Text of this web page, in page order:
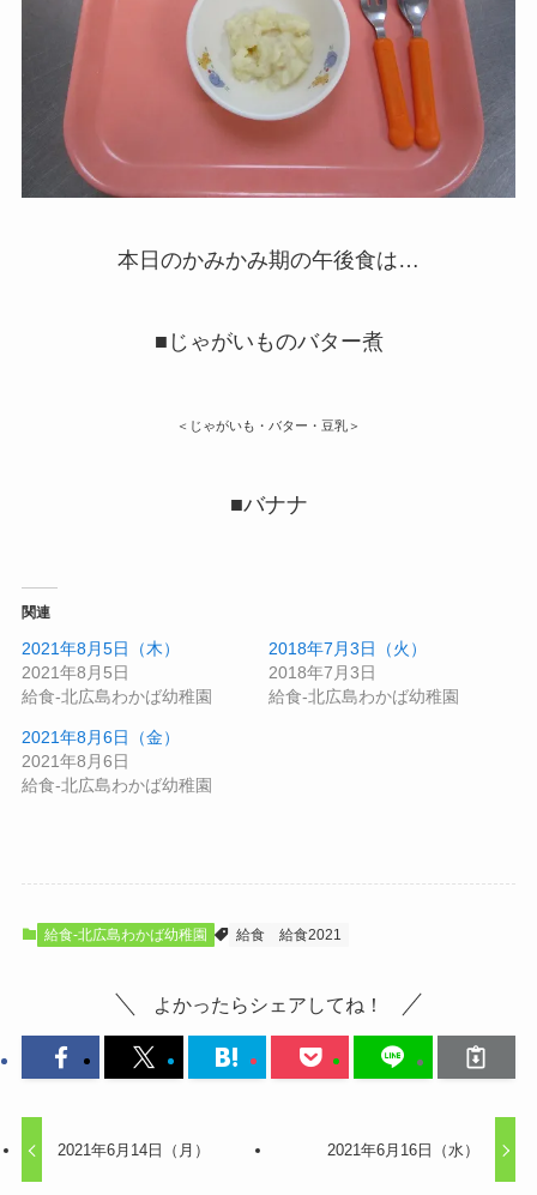
本日のかみかみ期の午後食は…
■じゃがいものバター煮
＜じゃがいも・バター・豆乳＞
■バナナ
関連
2021年8月5日（木）
2021年8月5日
給食-北広島わかば幼稚園
2018年7月3日（火）
2018年7月3日
給食-北広島わかば幼稚園
2021年8月6日（金）
2021年8月6日
給食-北広島わかば幼稚園
給食-北広島わかば幼稚園 給食 給食2021
よかったらシェアしてね！
2021年6月14日（月） 2021年6月16日（水）